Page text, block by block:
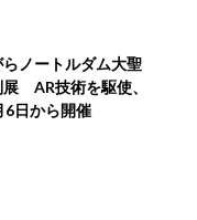
ノートルダム大聖
AR技術を駆使、
6日から開催